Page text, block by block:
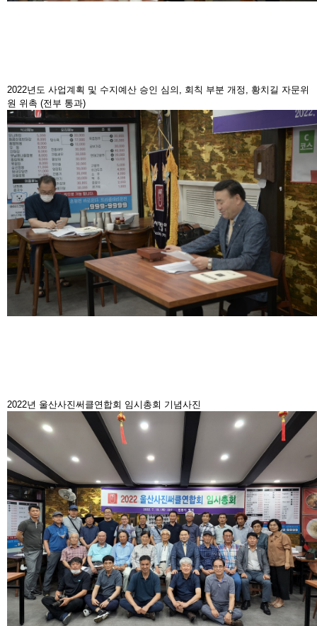
2022년도 사업계획 및 수지예산 승인 심의, 회칙 부분 개정, 황치길 자문위
원 위촉 (전부 통과)
2022년 울산사진써클연합회 임시총회 기념사진